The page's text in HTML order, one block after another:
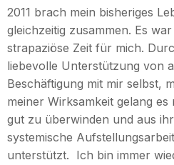
2011 brach mein bisheriges
gleichzeitig zusammen. Es
strapaziöse Zeit für mich.
liebevolle Unterstützung von
Beschäftigung mit mir selbst,
meiner Wirksamkeit gelang es
gut zu überwinden und aus
systemische
unterstützt. Ich bin immer